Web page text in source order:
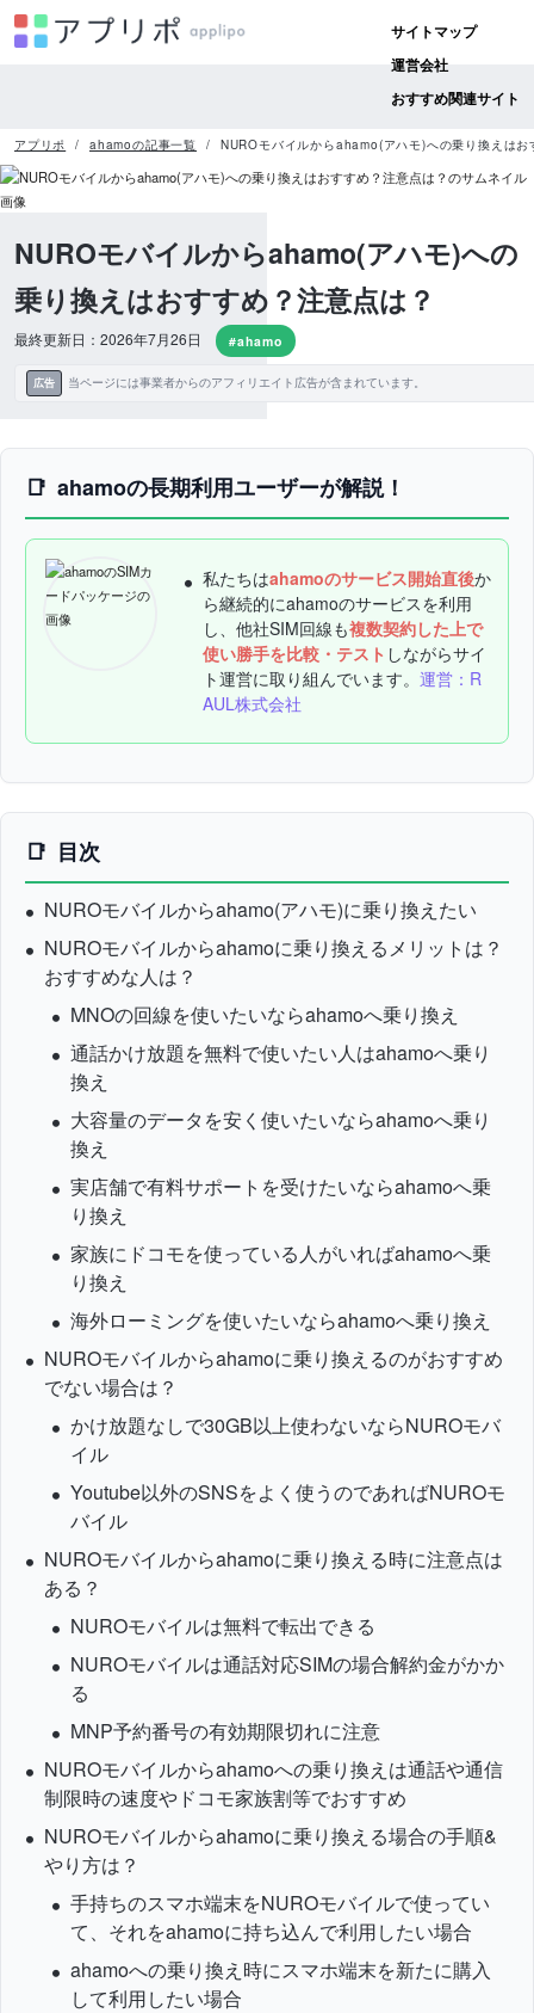
サイトマップ
運営会社
おすすめ関連サイト
アプリポ ahamoの記事一覧 NUROモバイルからahamo(アハモ)への乗り換えはお
NUROモバイルからahamo(アハモ)への
乗り換えはおすすめ？注意点は？
最終更新日：2026年7月26日 #ahamo
広告 当ページには事業者からのアフィリエイト広告が含まれています。
ahamoの長期利用ユーザーが解説！
私たちはahamoのサービス開始直後か
ら継続的にahamoのサービスを利用
し、他社SIM回線も複数契約した上で
使い勝手を比較・テスト しながらサイ
ト運営に取り組んでいます。 運営：R
AUL株式会社
目次
NUROモバイルからahamo(アハモ)に乗り換えたい
NUROモバイルからahamoに乗り換えるメリットは？
おすすめな人は？
MNOの回線を使いたいならahamoへ乗り換え
通話かけ放題を無料で使いたい人はahamoへ乗り
換え
大容量のデータを安く使いたいならahamoへ乗り
換え
実店舗で有料サポートを受けたいならahamoへ乗
り換え
家族にドコモを使っている人がいればahamoへ乗
り換え
海外ローミングを使いたいならahamoへ乗り換え
NUROモバイルからahamoに乗り換えるのがおすすめ
でない場合は？
かけ放題なしで30GB以上使わないならNUROモバ
イル
Youtube以外のSNSをよく使うのであればNUROモ
バイル
NUROモバイルからahamoに乗り換える時に注意点は
ある？
NUROモバイルは無料で転出できる
NUROモバイルは通話対応SIMの場合解約金がかか
る
MNP予約番号の有効期限切れに注意
NUROモバイルからahamoへの乗り換えは通話や通信
制限時の速度やドコモ家族割等でおすすめ
NUROモバイルからahamoに乗り換える場合の手順&
やり方は？
手持ちのスマホ端末をNUROモバイルで使ってい
て、それをahamoに持ち込んで利用したい場合
ahamoへの乗り換え時にスマホ端末を新たに購入
して利用したい場合